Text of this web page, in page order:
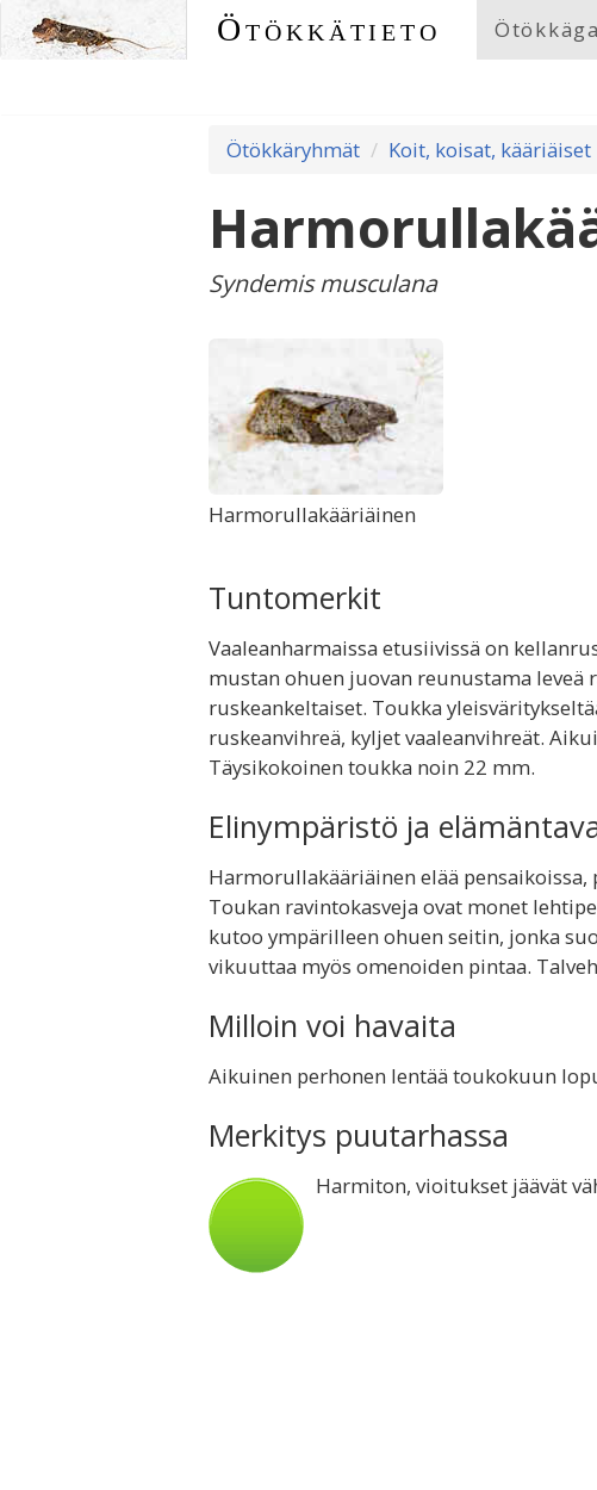
Ötökkätieto
Ötökkäryhmät Koit, koisat, kääriäiset
Syndemis musculana
Harmorullakääriäinen
Tuntomerkit
Vaaleanharmaissa etusiivissä on
mustan ohuen juovan reunustama leveä
ruskeankeltaiset. Toukka
ruskeanvihreä, kyljet vaaleanvihreät.
Täysikokoinen toukka noin 22 mm.
Elinympäristö ja
Harmorullakääriäinen elää
Toukan ravintokasveja ovat monet
kutoo ympärilleen ohuen seitin, jonka
vikuuttaa myös omenoiden pintaa.
Milloin voi havaita
Aikuinen perhonen lentää toukokuun
Merkitys puutarhassa
Harmiton, vioitukset jäävät